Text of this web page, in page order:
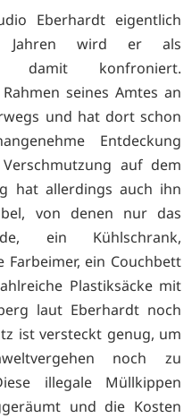
Eberhardt eigentlich
Jahren wird er als
damit konfroniert.
seines Amtes an
und hat dort schon
Entdeckung
auf dem
hat allerdings auch ihn
von denen nur das
ein Kühlschrank,
Farbeimer, ein Couchbett
Plastiksäcke mit
laut Eberhardt noch
ist versteckt genug, um
noch zu
illegale Müllkippen
und die Kosten